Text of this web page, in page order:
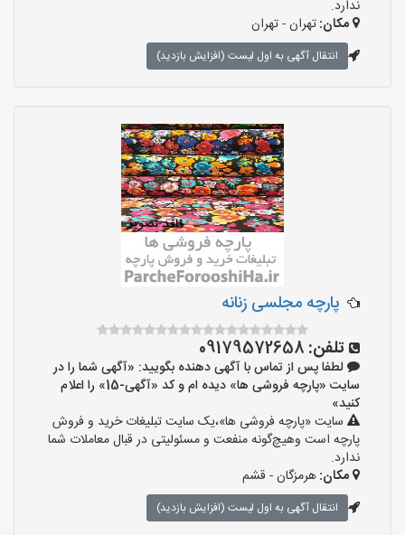
ندارد.
مکان:تهران - تهران
انتقال آگهی به اول لیست (افزایش بازدید)
پارچه مجلسی زنانه
تلفن: 09179572658
لطفا پس از تماس با آگهی دهنده بگویید: «آگهی شما را در
سایت «پارچه فروشی ها» دیده ام و کد «آگهی-15» را اعلام
کنید»
سایت «پارچه فروشی ها»،یک سایت تبلیغات خرید و فروش
پارچه است وهیچ‌گونه منفعت و مسئولیتی در قبال معاملات شما
ندارد.
مکان:هرمزگان - قشم
انتقال آگهی به اول لیست (افزایش بازدید)